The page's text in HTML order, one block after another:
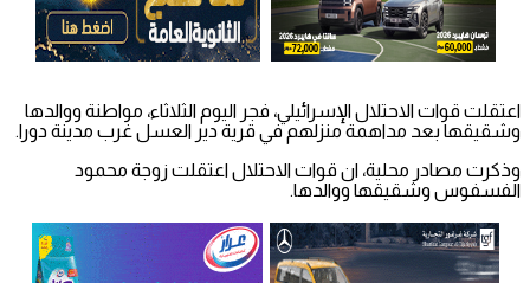
اعتقلت قوات الاحتلال الإسرائيلي، فجر اليوم الثلاثاء، مواطنة ووالدها
وشقيقها بعد مداهمة منزلهم في قرية دير العسل غرب مدينة دورا.
وذكرت مصادر محلية، ان قوات الاحتلال اعتقلت زوجة محمود
الفسفوس وشقيقها ووالدها.